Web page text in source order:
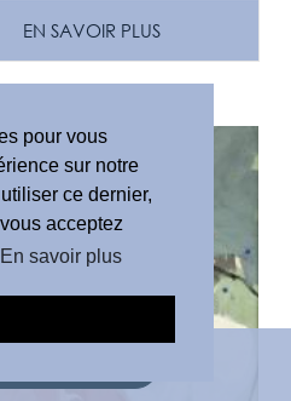
pour vous
sur notre
ce dernier,
acceptez
En savoir plus
EN SAVOIR PLUS